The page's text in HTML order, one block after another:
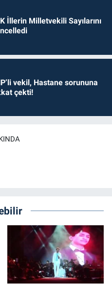
İllerin Milletvekili Sayılarını
vekil, Hastane sorununa
çekti!